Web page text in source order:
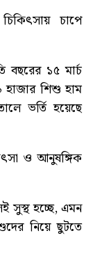
চাপে
বছরের ১৫ মার্চ
হাজার শিশু হাম
ভর্তি হয়েছে
ও আনুষঙ্গিক
সুস্থ হচ্ছে, এমন
নিয়ে ছুটতে